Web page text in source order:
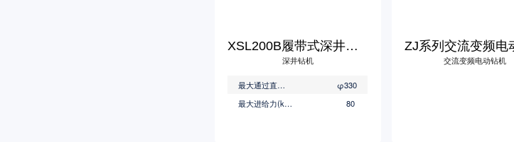
XSL200B履带式深井钻机
深井钻机
最大通过直径(mm)
φ330
最大进给力(kN)
80
交流变频电动钻机